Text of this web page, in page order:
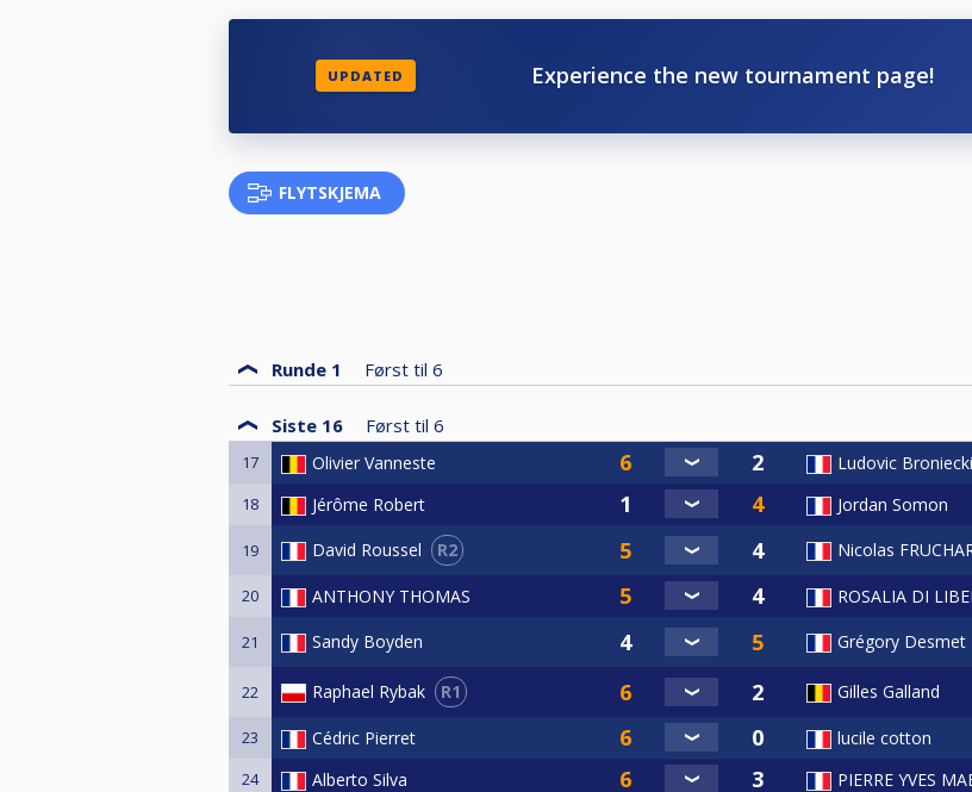
UPDATED Experience the new tournament page!
FLYTSKJEMA
Runde 1 Først til 6
Siste 16 Først til 6
17 Olivier Vanneste Ludovic Broniecki
18 Jérôme Robert Jordan Somon
19 David Roussel R2 Nicolas
20 ANTHONY THOMAS ROSALIA DI
21 Sandy Boyden Grégory Desmet
22 Raphael Rybak R1 Gilles Galland
23 Cédric Pierret lucile cotton
24 Alberto Silva PIERRE YVES